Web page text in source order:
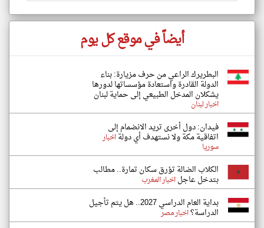
أيضاً في موقع كل يوم
البطريرك الراعي من حرف مزيارة: بناء
الدولة القادرة واستعادة مؤسساتها لدورها
يشكلان المدخل الطبيعي إلى حماية لبنان
اخبار لبنان
فيدان: دول أخرى تريد الانضمام إلى
اتفاقية مكة ولا نستهدف أي دولةاخبار
سوريا
الكلاب الضالة تؤرق سكان تمارة.. مطالب
بتدخل عاجلاخبار المغرب
بداية العام الدراسي 2027.. هل يتم تأجيل
الدراسة؟اخبار مصر